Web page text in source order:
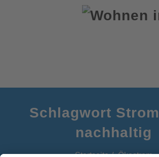
Schlagwort
nachhaltig
Startseite Ökostrom